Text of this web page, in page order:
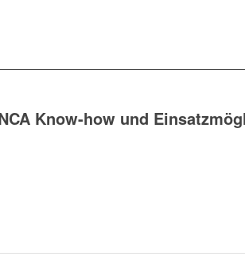
Know-how und